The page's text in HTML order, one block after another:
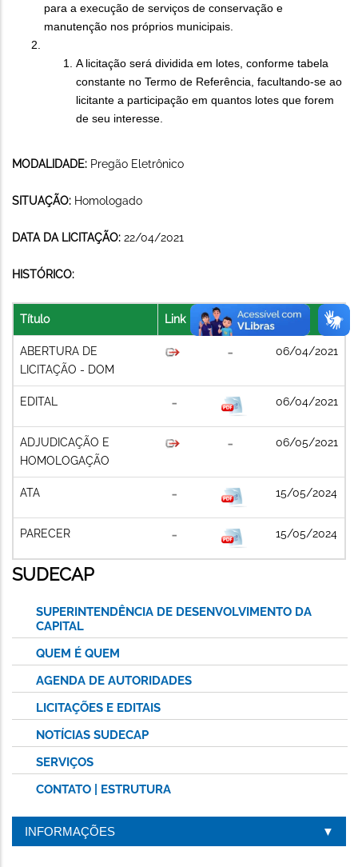
para a execução de serviços de conservação e
manutenção nos próprios municipais.
A licitação será dividida em lotes, conforme tabela
constante no Termo de Referência, facultando-se ao
licitante a participação em quantos lotes que forem
de seu interesse.
MODALIDADE: Pregão Eletrônico
SITUAÇÃO: Homologado
DATA DA LICITAÇÃO: 22/04/2021
HISTÓRICO:
Título Link Arquivo Data
ABERTURA DE
LICITAÇÃO - DOM
06/04/2021
EDITAL 06/04/2021
ADJUDICAÇÃO E
HOMOLOGAÇÃO
06/05/2021
ATA 15/05/2024
PARECER 15/05/2024
SUDECAP
SUPERINTENDÊNCIA DE DESENVOLVIMENTO DA
CAPITAL
QUEM É QUEM
AGENDA DE AUTORIDADES
LICITAÇÕES E EDITAIS
NOTÍCIAS SUDECAP
SERVIÇOS
CONTATO | ESTRUTURA
INFORMAÇÕES